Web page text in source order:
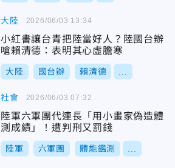
大陸
小紅書讓台青把陸當好人？陸國台辦
嗆賴清德：表明其心虛膽寒
大陸 國台辦 賴清德
2026/06/03 13:34
社會
陸軍六軍團代連長「用小畫家偽造體
測成績」！遭判刑又罰錢
陸軍 六軍團 體能鑑測
2026/06/03 07:32